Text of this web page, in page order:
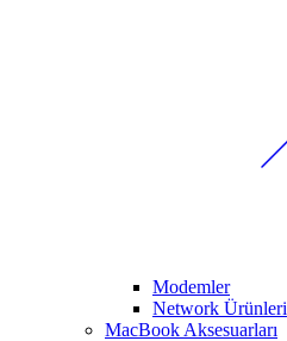
Modemler
Network Ürünleri
MacBook Aksesuarları